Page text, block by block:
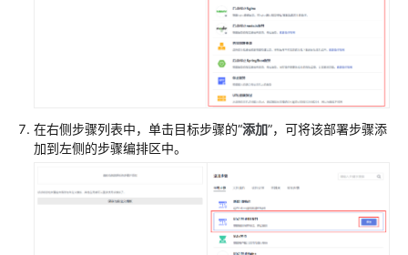
集
群
新
在右侧步骤列表中，单击目标步骤的“添加”，可将该部署步骤添
加到左侧的步骤编排区中。